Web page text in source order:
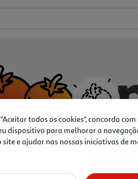
tentar de
todos os cookies", concorda
dispositivo para melhorar a
e ajudar nas nossas iniciativas de